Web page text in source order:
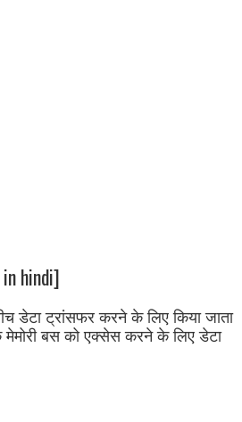
hindi]
डेटा ट्रांसफर करने के लिए किया जाता
मेमोरी बस को एक्सेस करने के लिए डेटा